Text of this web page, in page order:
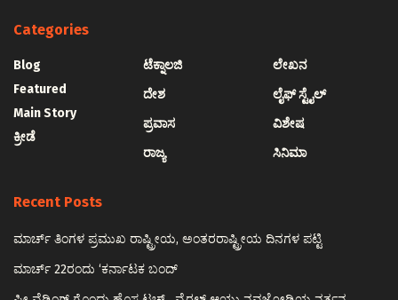
Categories
Blog
Featured
Main Story
ಕ್ರೀಡೆ
ಟೆಕ್ನಾಲಜಿ
ದೇಶ
ಪ್ರವಾಸ
ರಾಜ್ಯ
ಲೇಖನ
ಲೈಫ್ ಸ್ಟೈಲ್
ವಿಶೇಷ
ಸಿನಿಮಾ
Recent Posts
ಮಾರ್ಚ್ ತಿಂಗಳ ಪ್ರಮುಖ ರಾಷ್ಟ್ರೀಯ, ಅಂತರರಾಷ್ಟ್ರೀಯ ದಿನಗಳ ಪಟ್ಟಿ
ಮಾರ್ಚ್ 22ರಂದು ‘ಕರ್ನಾಟಕ ಬಂದ್